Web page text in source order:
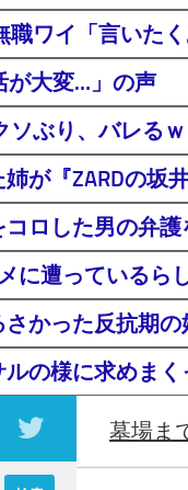
ワイ「言いた
が大変…」の声
ソぶり、バレる
が『ZARDの坂
ロした男の弁
に遭っているら
かった反抗期
の様に求めま
墓場ま